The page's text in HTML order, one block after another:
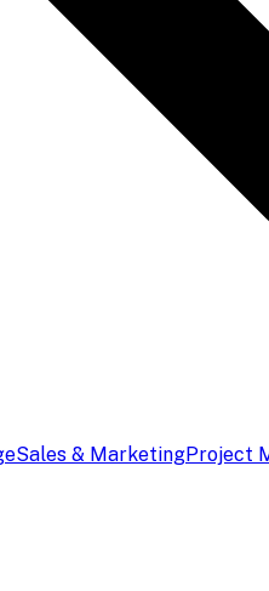
Sales & MarketingProject